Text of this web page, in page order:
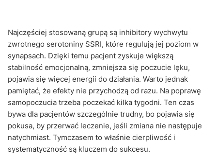
Najczęściej stosowaną grupą są inhibitory wychwytu
zwrotnego serotoniny SSRI, które regulują jej poziom w
synapsach. Dzięki temu pacjent zyskuje większą
stabilność emocjonalną, zmniejsza się poczucie lęku,
pojawia się więcej energii do działania. Warto jednak
pamiętać, że efekty nie przychodzą od razu. Na poprawę
samopoczucia trzeba poczekać kilka tygodni. Ten czas
bywa dla pacjentów szczególnie trudny, bo pojawia się
pokusa, by przerwać leczenie, jeśli zmiana nie następuje
natychmiast. Tymczasem to właśnie cierpliwość i
systematyczność są kluczem do sukcesu.